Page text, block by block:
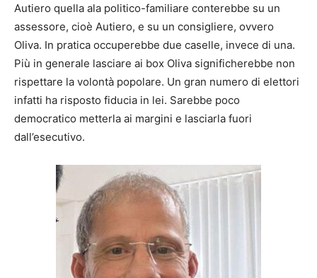
Autiero quella ala politico-familiare conterebbe su un
assessore, cioè Autiero, e su un consigliere, ovvero
Oliva. In pratica occuperebbe due caselle, invece di una.
Più in generale lasciare ai box Oliva significherebbe non
rispettare la volontà popolare. Un gran numero di elettori
infatti ha risposto fiducia in lei. Sarebbe poco
democratico metterla ai margini e lasciarla fuori
dall’esecutivo.